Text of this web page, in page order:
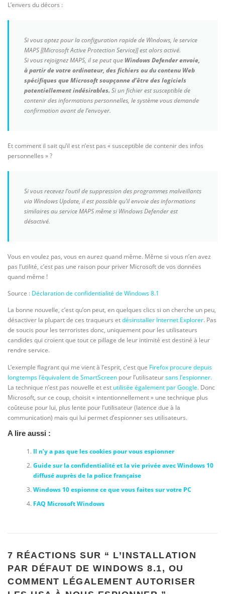
L’envers du décors :
Si vous optez pour la configuration rapide de Windows, le service
MAPS [(Microsoft Active Protection Service)] est alors activé.
Si vous rejoignez MAPS, il se peut que Windows Defender envoie,
à partir de votre ordinateur, des fichiers ou du contenu Web
spécifiques que Microsoft soupçonne d’être des logiciels
potentiellement indésirables. Si un fichier est susceptible de
contenir des informations personnelles, le système vous demande
confirmation avant de l’envoyer.
Et comment il sait qu’il est n’est pas « susceptible de contenir des infos
personnelles » ?
Si vous recevez l’outil de suppression des programmes malveillants
via Windows Update, il est possible qu’il envoie des informations
similaires au service MAPS même si Windows Defender est
désactivé.
Vous en voulez pas, vous en aurez quand même. Même si vous n’en avez
pas l’utilité, c’est pas une raison pour priver Microsoft de vos données
quand même !
Source : Déclaration de confidentialité de Windows 8.1
La bonne nouvelle, c’est qu’on peut, en quelques clics si on cherche un peu,
désactiver la plupart de ces traqueurs etdésinstaller Internet Explorer. Pas
de soucis pour les terroristes donc, uniquement pour les utilisateurs
candides qui croient que tout ce pillage de leur intimité est destiné à leur
rendre service.
L’exemple flagrant qui me vient à l’esprit, c’est que Firefox procure depuis
longtemps l’équivalent de SmartScreen pour l’utilisateursans l’espionner.
La technique n’est pas nouvelle et est utilisée également par Google. Donc
Microsoft, sur ce coup, choisit « intentionnellement » une technique plus
coûteuse pour lui, plus lente pour l’utilisateur (latence due à la
communication) mais qui lui permet d’espionner ses utilisateurs.
A lire aussi :
Il n’y a pas que les cookies pour vous espionner
Guide sur la confidentialité et la vie privée avec Windows 10
diffusé auprès de la police française
Windows 10 espionne ce que vous faites sur votre PC
FAQ Microsoft Windows
7 RÉACTIONS SUR “ L’INSTALLATION
PAR DÉFAUT DE WINDOWS 8.1, OU
COMMENT LÉGALEMENT AUTORISER